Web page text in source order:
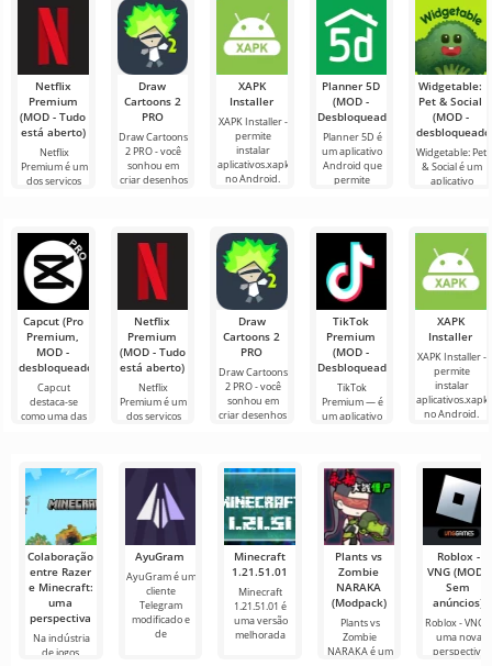
Netflix
Premium
(MOD - Tudo
está aberto)
Netflix
Premium é um
dos serviços
programas de
TV em
Draw
Cartoons 2
PRO
Draw Cartoons
2 PRO - você
sonhou em
criar desenhos
até
XAPK
Installer
XAPK Installer -
permite
instalar
aplicativos.xapk
no Android.
Planner 5D
(MOD -
Desbloqueado)
Planner 5D é
um aplicativo
Android que
permite
uma sala na
forma
Widgetable:
Pet & Social
(MOD -
Widgetable: Pet
& Social é um
aplicativo
desktop, que
pode
Capcut (Pro
Premium,
MOD -
desbloqueado)
Capcut
destaca-se
como uma das
para edição de
vídeo,
garantindo um
Netflix
Premium
(MOD - Tudo
está aberto)
Netflix
Premium é um
dos serviços
programas de
TV em
Draw
Cartoons 2
PRO
Draw Cartoons
2 PRO - você
sonhou em
criar desenhos
até
TikTok
Premium
(MOD -
Desbloqueado)
TikTok
Premium — é
um aplicativo
outros
usuários ou
encontrar
XAPK
Installer
XAPK Installer -
permite
instalar
aplicativos.xapk
no Android.
Colaboração
entre Razer
e Minecraft:
uma
perspectiva
Na indústria
de jogos,
AyuGram
AyuGram é um
cliente
Telegram
modificado e
de
Minecraft
1.21.51.01
Minecraft
1.21.51.01 é
uma versão
melhorada
Plants vs
Zombie
NARAKA
(Modpack)
Plants vs
Zombie
NARAKA é um
Roblox -
VNG (MOD -
Sem
anúncios)
Roblox - VNG
uma nova
perspectiva